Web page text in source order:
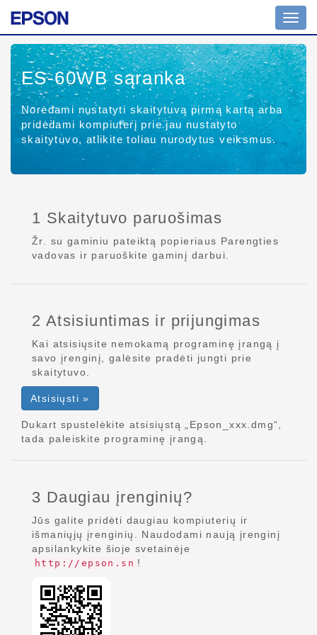
ES-60WBsąranka
Norėdami nustatyti skaitytuvą pirmą kartą arba
pridėdami kompiuterį prie jau nustatyto
skaitytuvo, atlikite toliau nurodytus veiksmus.
1 Skaitytuvo paruošimas
Žr. su gaminiu pateiktą popieriaus Parengties
vadovas ir paruoškite gaminį darbui.
2 Atsisiuntimas ir prijungimas
Kai atsisiųsite nemokamą programinę įrangą į
savo įrenginį, galėsite pradėti jungti prie
skaitytuvo.
Atsisiųsti »
Dukart spustelėkite atsisiųstą „Epson_xxx.dmg“,
tada paleiskite programinę įrangą.
3 Daugiau įrenginių?
Jūs galite pridėti daugiau kompiuterių ir
išmaniųjų įrenginių. Naudodami naują įrenginį
apsilankykite šioje svetainėje
http://epson.sn !